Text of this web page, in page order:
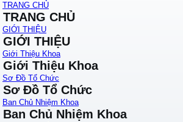
TRANG CHỦ
TRANG CHỦ
GIỚI THIỆU
GIỚI THIỆU
Giới Thiệu Khoa
Giới Thiệu Khoa
Sơ Đồ Tổ Chức
Sơ Đồ Tổ Chức
Ban Chủ Nhiệm Khoa
Ban Chủ Nhiệm Khoa